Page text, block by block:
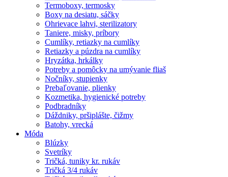
Termoboxy, termosky
Boxy na desiatu, sáčky
Ohrievace lahvi, sterilizatory
Taniere, misky, príbory
Cumlíky, retiazky na cumlíky
Retiazky a púzdra na cumlíky
Hryzátka, hrkálky
Potreby a pomôcky na umývanie fliaš
Nočníky, stupienky
Prebaľovanie, plienky
Kozmetika, hygienické potreby
Podbradníky
Dáždniky, pršiplášte, čižmy
Batohy, vrecká
Móda
Blúzky
Svetríky
Tričká, tuniky kr. rukáv
Tričká 3/4 rukáv